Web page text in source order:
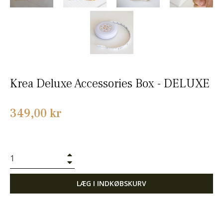
Krea Deluxe Accessories Box - DELUXE
Normalpris
349,00 kr
LÆG I INDKØBSKURV